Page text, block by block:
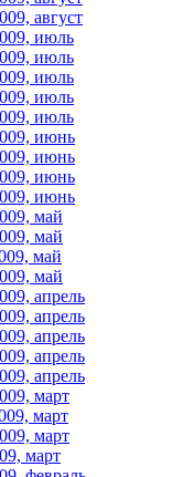
август
июль
июль
июль
июль
июль
июнь
июнь
июнь
июнь
май
май
май
май
апрель
апрель
апрель
апрель
апрель
март
март
март
март